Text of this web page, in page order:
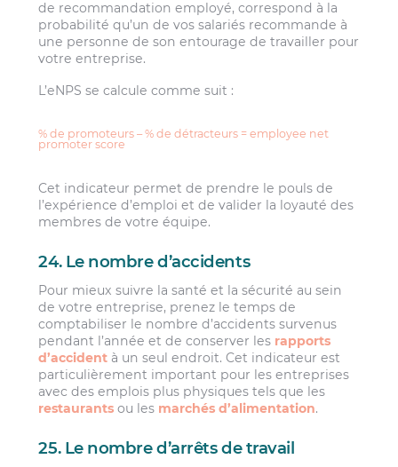
de recommandation employé, correspond à la
probabilité qu’un de vos salariés recommande à
une personne de son entourage de travailler pour
votre entreprise.
L’eNPS se calcule comme suit :
% de promoteurs – % de détracteurs = employee net
promoter score
Cet indicateur permet de prendre le pouls de
l’expérience d’emploi et de valider la loyauté des
membres de votre équipe.
24. Le nombre d’accidents
Pour mieux suivre la santé et la sécurité au sein
de votre entreprise, prenez le temps de
comptabiliser le nombre d’accidents survenus
pendant l’année et de conserver les rapports
d’accident à un seul endroit. Cet indicateur est
particulièrement important pour les entreprises
avec des emplois plus physiques tels que les
restaurants ou les marchés d’alimentation.
25. Le nombre d’arrêts de travail